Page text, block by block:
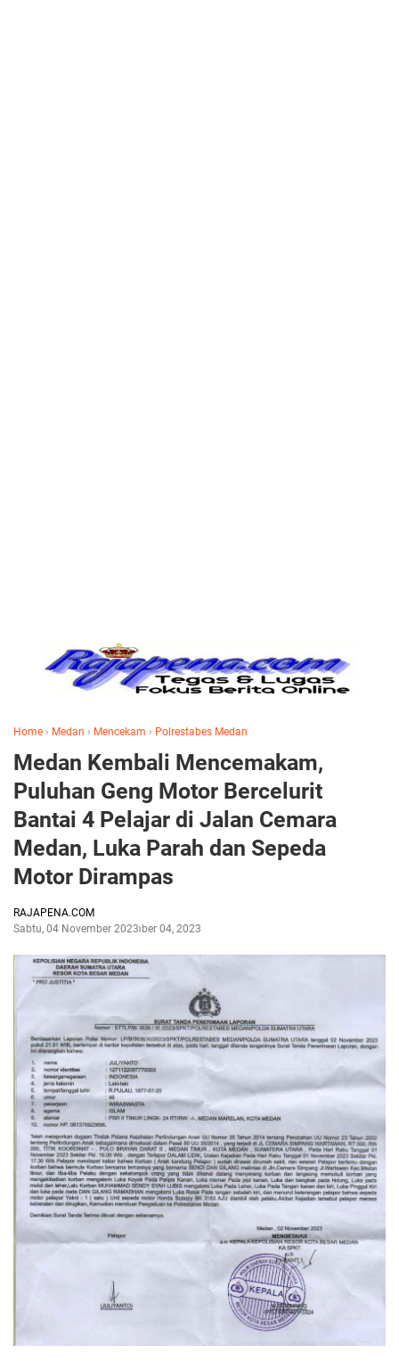
Home › Medan › Mencekam › Polrestabes Medan
Medan Kembali Mencemakam,
Puluhan Geng Motor Bercelurit
Bantai 4 Pelajar di Jalan Cemara
Medan, Luka Parah dan Sepeda
Motor Dirampas
RAJAPENA.COM
Sabtu, 04 November 2023November 04, 2023